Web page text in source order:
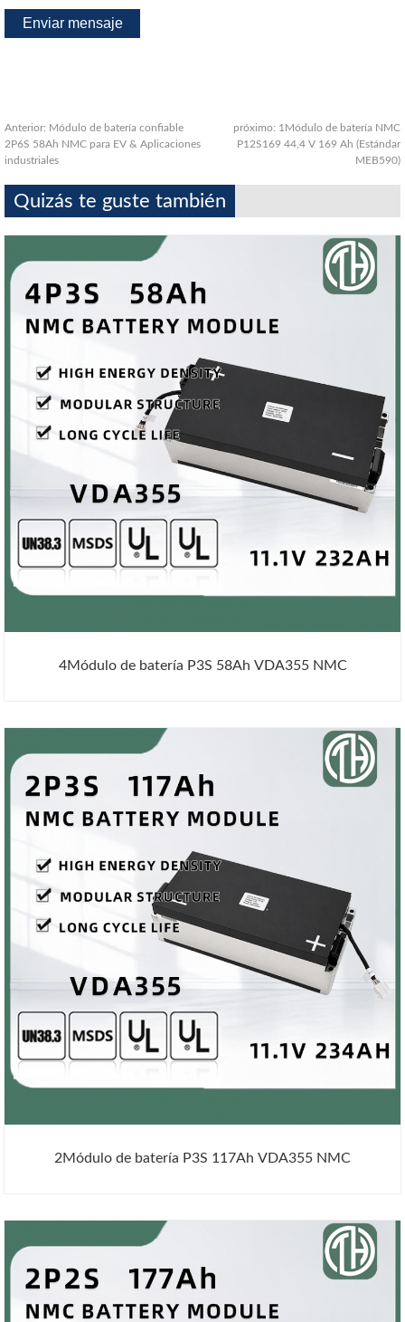
Anterior: Módulo de batería confiable
2P6S 58Ah NMC para EV & Aplicaciones
industriales
próximo: 1Módulo de batería NMC
P12S169 44,4 V 169 Ah (Estándar
MEB590)
Quizás te guste también
4Módulo de batería P3S 58Ah VDA355 NMC
2Módulo de batería P3S 117Ah VDA355 NMC